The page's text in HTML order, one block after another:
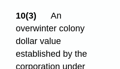
10(3)
An
overwinter colony
dollar value
established by the
corporation under